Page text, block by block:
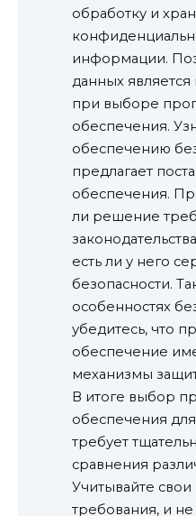
обработку и
информации.
данных
при выборе
обеспечения.
обеспечению
предлагает
обеспечения.
ли решение
есть ли у него
безопасности.
особенностях
убедитесь, что
обеспечение
механизмы
В итоге выбор
обеспечения
требует
сравнения
Учитывайте
требования, и